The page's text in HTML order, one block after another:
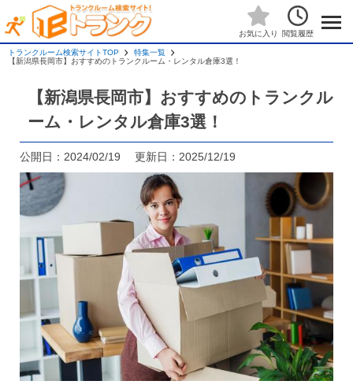
お気に入り 閲覧履歴
トランクルーム検索サイトTOP
特集一覧
【新潟県長岡市】おすすめのトランクルーム・レンタル倉庫3選！
【新潟県長岡市】おすすめのトランクル
ーム・レンタル倉庫3選！
公開日：2024/02/19 更新日：2025/12/19